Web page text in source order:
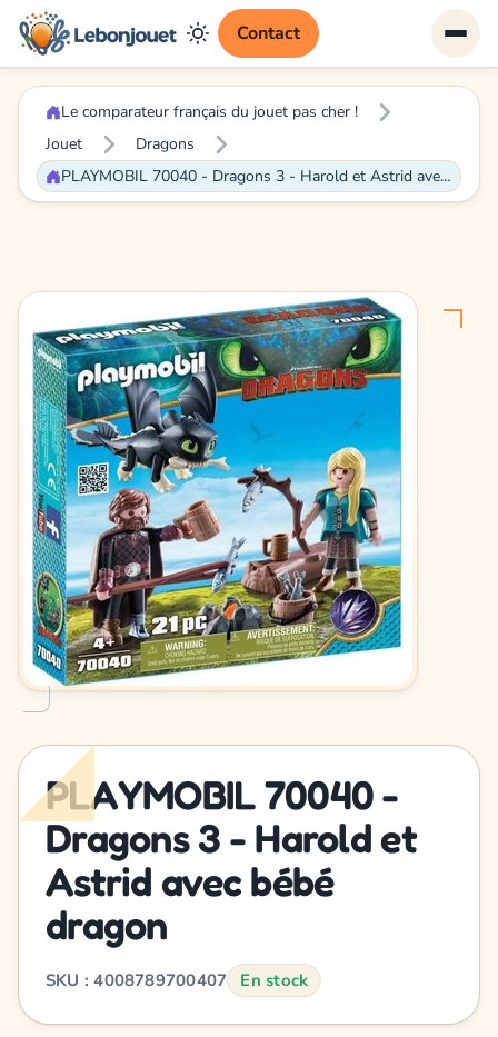
Contact
Le comparateur français du jouet pas cher !
Jouet
Dragons
PLAYMOBIL 70040 - Dragons 3 - Harold et Astrid avec bébé dragon
PLAYMOBIL 70040 -
Dragons 3 - Harold et
Astrid avec bébé
dragon
SKU : 4008789700407 En stock